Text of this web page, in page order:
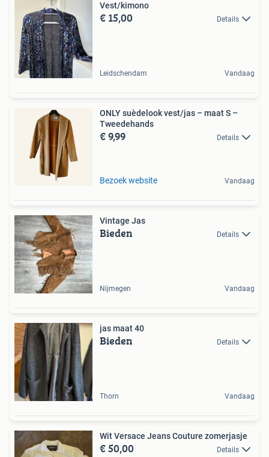
Vest/kimono
€ 15,00 Details
Leidschendam Vandaag
ONLY suèdelook vest/jas – maat S –
Tweedehands
€ 9,99 Details
Bezoek website Vandaag
Vintage Jas
Bieden Details
Nijmegen Vandaag
jas maat 40
Bieden Details
Thorn Vandaag
Wit Versace Jeans Couture zomerjasje
€ 50,00 Details